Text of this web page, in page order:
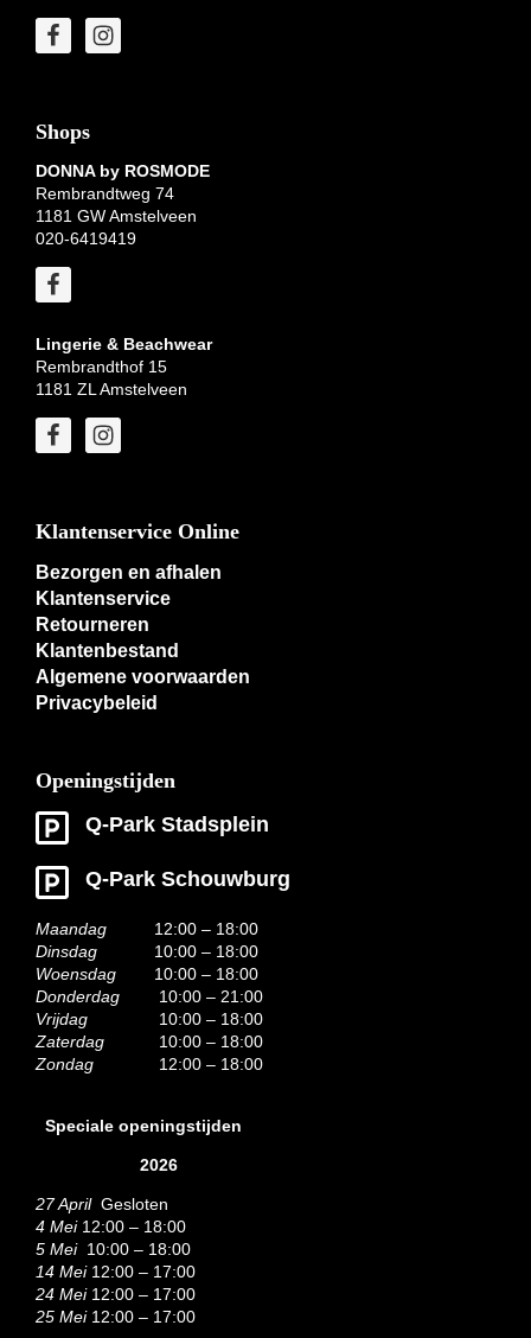
Shops
DONNA by ROSMODE
Rembrandtweg 74
1181 GW Amstelveen
020-6419419
Lingerie & Beachwear
Rembrandthof 15
1181 ZL Amstelveen
Klantenservice Online
Bezorgen en afhalen
Klantenservice
Retourneren
Klantenbestand
Algemene voorwaarden
Privacybeleid
Openingstijden
Q-Park Stadsplein
Q-Park Schouwburg
Maandag
12:00 – 18:00
Dinsdag
10:00 – 18:00
Woensdag
10:00 – 18:00
Donderdag
10:00 – 21:00
Vrijdag
10:00 – 18:00
Zaterdag
10:00 – 18:00
Zondag
12:00 – 18:00
Speciale openingstijden
2026
27 AprilGesloten
4 Mei12:00 – 18:00
5 Mei10:00 – 18:00
14 Mei12:00 – 17:00
24 Mei12:00 – 17:00
25 Mei 12:00 – 17:00